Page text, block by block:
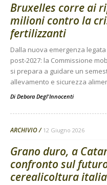
Bruxelles corre ai
milioni contro la
fertilizzanti
Dalla nuova emergenza
post-2027: la Commissione
si prepara a guidare un
allevamento e sicurezza
Di Debora Degl'Innocenti
ARCHIVIO 12 Giugno 2026
Grano duro, a
confronto sul
cerealicoltura